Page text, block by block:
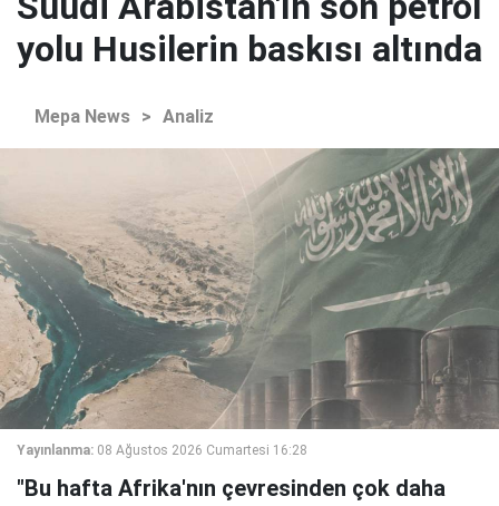
yolu Husilerin baskısı altında
Mepa News > Analiz
Yayınlanma: 08 Ağustos 2026 Cumartesi 16:28
"Bu hafta Afrika'nın çevresinden çok daha